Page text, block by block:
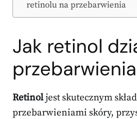
retinolu na przebarwienia
Jak retinol
przebarwienia
Retinoljest skutecznym
przebarwieniami skóry,